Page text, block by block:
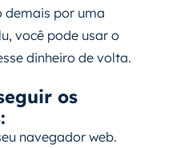
demais por uma
você pode usar o
dinheiro de volta.
os
navegador web.